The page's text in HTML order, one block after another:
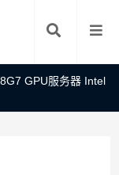
GPU服务器 Intel